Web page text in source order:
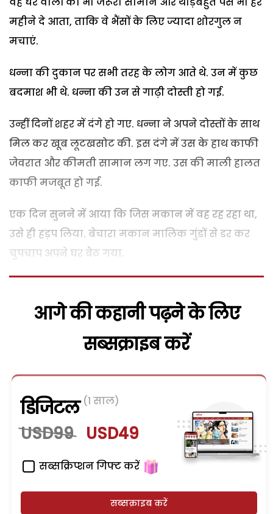
महीने दे आता, ताकि वे भैंसों के लिए ज्यादा शोरगुल न
मचाएं.
धन्ना की दुकान पर सभी तरह के लोग आते थे. उन में कुछ
बदमाश भी थे. धन्ना की उन से गाढ़ी दोस्ती हो गई.
उन्हीं दिनों शहर में दंगे हो गए. धन्ना ने अपने दोस्तों के साथ
मिल कर खूब लूटखसोट की. इस दंगे में उस के हाथ काफी
जेवरात और कीमती सामान लग गए. उस की माली हालत
काफी मजबूत हो गई.
एक दिन सुनने में आया कि जिस मकान में वह रह रहा था,
उसे ही हड़प लिया. बेचारा मकान मालिक गुंडों से डर कर
चुपचाप अपने घर बैठ गया.
आगे की कहानी पढ़ने के लिए
सब्सक्राइब करें
डिजिटल (1 साल)
USD99 USD49
सब्सक्रिप्शन गिफ्ट करें
सब्सक्राइब करें